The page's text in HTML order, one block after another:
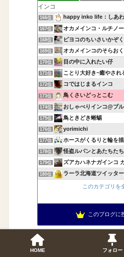
166位 happy inko life：しあ
167位 オカメインコ・ルチノ
168位 ピヨコのちいさいかぞく
169位 オカメインコのそらお
170位 目の中に入れたい仔
171位 ことり大好き~癒やされ
172位 コではじまるインコ
173位 鳥くさいどっとこむ
174位 おしゃべりインコ@ブ
175位 鳥ときどき蜥蜴
176位 yorimichi
177位 ホースがくるりと輪を
178位 怪盗ルパンとあたちた
179位 ズアカハネナガインコ
180位 ラーラ北海道ツイッタ
このカテゴリを
このブログに
HOME フォロー